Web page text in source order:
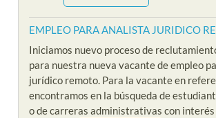
EMPLEO PARA ANALISTA JURIDICO
Iniciamos nuevo proceso de
para nuestra nueva vacante de empleo
jurídico remoto. Para la vacante en
encontramos en la búsqueda de
o de carreras administrativas con interés